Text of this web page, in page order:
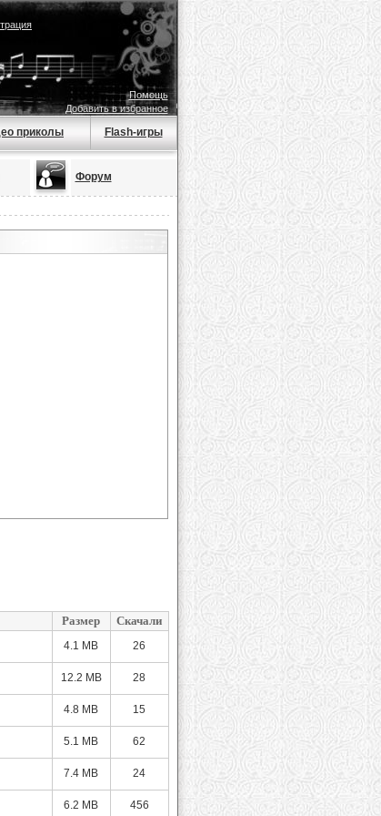
Помощь
Добавить в избранное
приколы Flash-игры
Форум
Размер Скачали
4.1 MB 26
12.2 MB 28
4.8 MB 15
5.1 MB 62
7.4 MB 24
6.2 MB 456